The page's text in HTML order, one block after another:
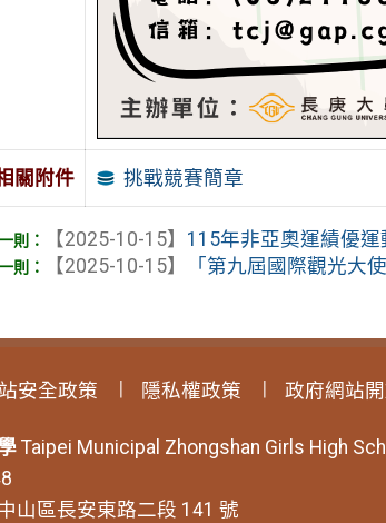
關附件 挑戰競賽簡章
【2025-10-15】 115年非亞奧運績優
【2025-10-15】
「第九屆國際觀光大
安全政策 隱私權政策 政府網站
Taipei Municipal Zhongshan Girls High
山區長安東路二段 141 號